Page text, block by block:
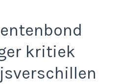
kritiek